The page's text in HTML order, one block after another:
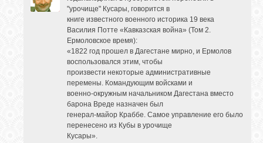
"урочище" Кусары, говорится в
книге известного военного историка 19 века
Василия Потте «Кавказская война» (Том 2.
Ермоловское время):
«1822 год прошел в Дагестане мирно, и Ермолов
воспользовался этим, чтобы
произвести некоторые административные
перемены. Командующим войсками и
военно-окружным начальником Дагестана вместо
барона Вреде назначен был
генерал-майор Краббе. Самое управление его было
перенесено из Кубы в урочище
Кусары».